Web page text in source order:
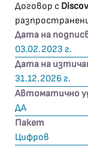
Договор с
Дата на
03.02.2023 г.
Дата на
31.12.2026 г.
Автоматично
ДА
Пакет
Цифров